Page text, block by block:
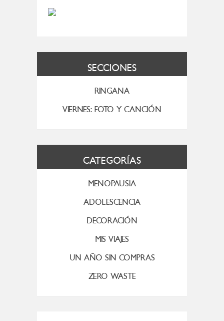
SECCIONES
RINGANA
VIERNES: FOTO Y CANCIÓN
CATEGORÍAS
MENOPAUSIA
ADOLESCENCIA
DECORACIÓN
MIS VIAJES
UN AÑO SIN COMPRAS
ZERO WASTE